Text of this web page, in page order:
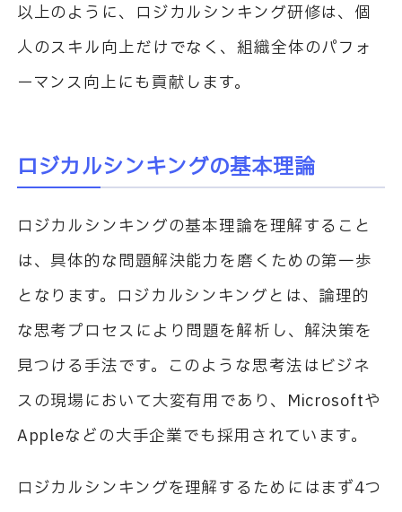
以上のように、ロジカルシンキング研修は、個
人のスキル向上だけでなく、組織全体のパフォ
ーマンス向上にも貢献します。
ロジカルシンキングの基本理論
ロジカルシンキングの基本理論を理解すること
は、具体的な問題解決能力を磨くための第一歩
となります。ロジカルシンキングとは、論理的
な思考プロセスにより問題を解析し、解決策を
見つける手法です。このような思考法はビジネ
スの現場において大変有用であり、Microsoftや
Appleなどの大手企業でも採用されています。
ロジカルシンキングを理解するためにはまず4つ